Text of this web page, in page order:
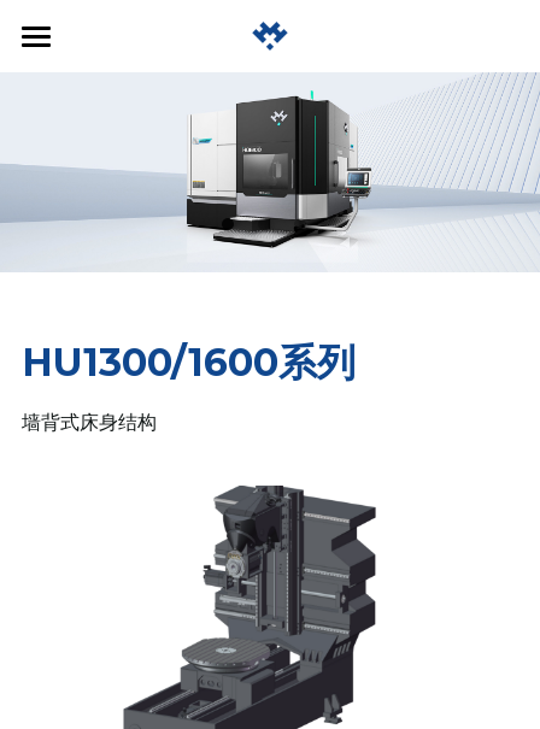
企业文化
立卧转换铣车复合加工中心
HU1300/1600
HU2100/2300
A800
联系我们
HU1300/1600系列
墙背式床身结构